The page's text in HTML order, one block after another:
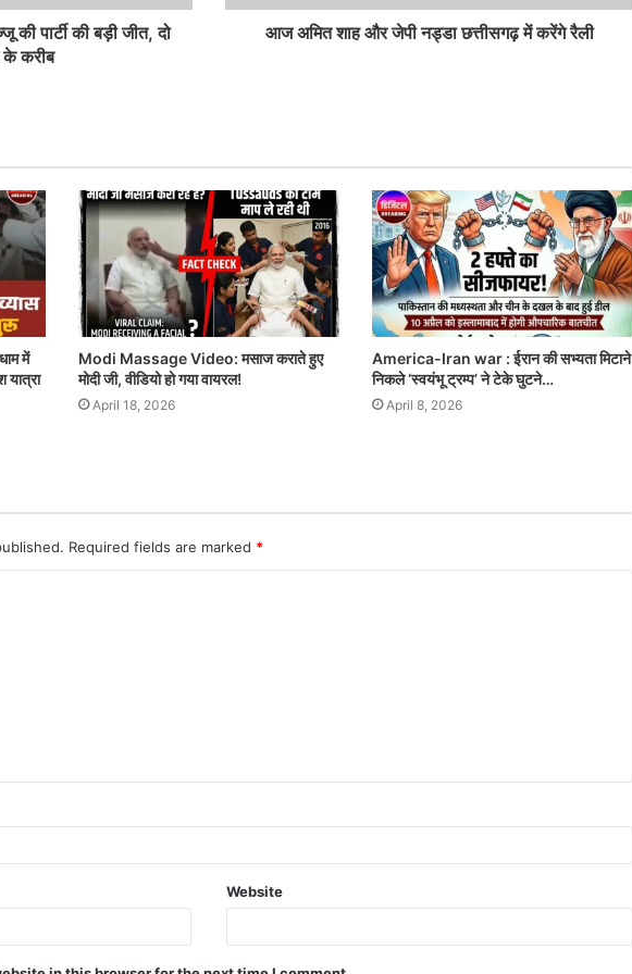
पार्टी की बड़ी जीत, दो
के करीब
आज अमित शाह और जेपी नड्डा छत्तीसगढ़ में करेंगे रैली
में
यात्रा
Modi Massage Video: मसाज कराते हुए
मोदी जी, वीडियो हो गया वायरल!
April 18, 2026
America-Iran war : ईरान की सभ्यता मिटाने
निकले ‘स्वयंभू ट्रम्प’ ने टेके घुटने…
April 8, 2026
Required fields are marked *
Website